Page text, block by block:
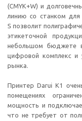
(CMYK+W) и
линию со станком для
S позволит
этикеточной
небольшом бюджете
цифровой комплекс и
рынка.
Принтер Darui K1
помещениях
мощность и
что не требует от